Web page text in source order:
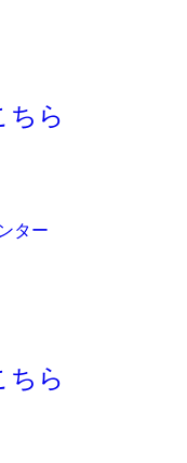
ちら
ター
ちら